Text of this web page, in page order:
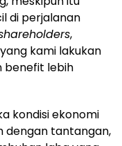
di perjalanan
,
kami lakukan
benefit lebih
kondisi ekonomi
dengan tantangan,